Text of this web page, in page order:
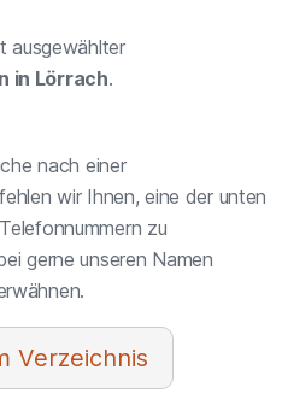
ausgewählter
in Lörrach.
nach einer
wir Ihnen, eine der unten
zu
gerne unseren Namen
Verzeichnis